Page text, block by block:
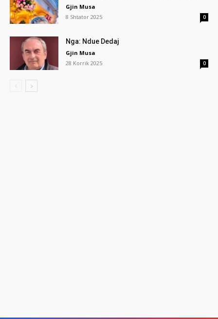
Gjin Musa
8 Shtator 2025
0
Nga: Ndue Dedaj
Gjin Musa
28 Korrik 2025
0